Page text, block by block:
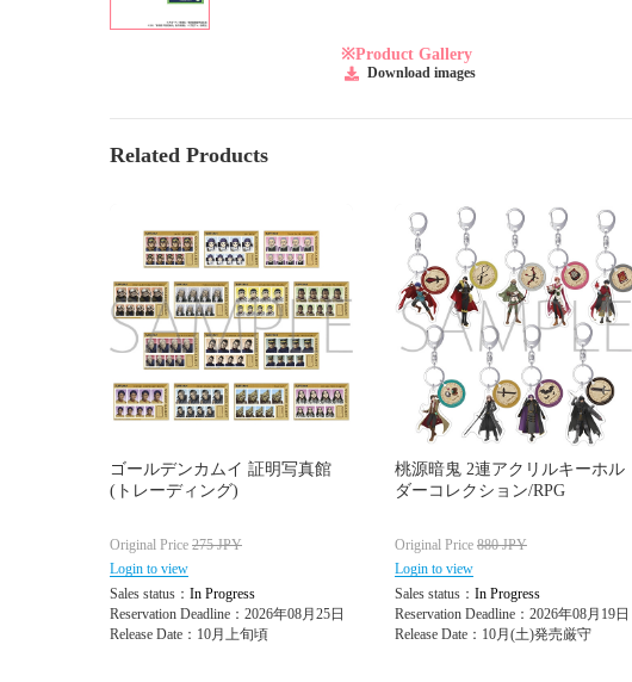
※Product Gallery
Download images
Related Products
ゴールデンカムイ 証明写真館
(トレーディング)
Original Price 275JPY
Login to view
Sales status： In Progress
Reservation Deadline：2026年08月25日
Release Date：10月上旬頃
桃源暗鬼 2連アクリルキーホル
ダーコレクション/RPG
Original Price 880JPY
Login to view
Sales status： In Progress
Reservation Deadline：2026年08月19日
Release Date：10月(土)発売厳守